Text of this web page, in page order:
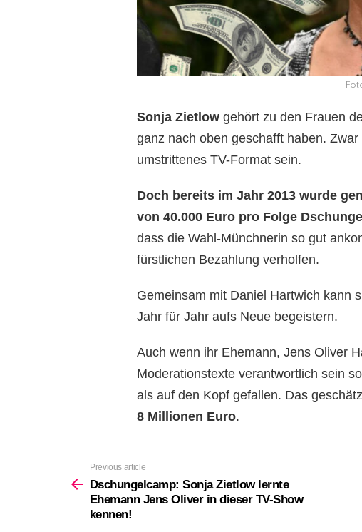
Sonja Zietlow gehört zu den Frauen
ganz nach oben geschafft haben.
umstrittenes TV-Format sein.
Doch bereits im Jahr 2013 wurde
von 40.000 Euro pro Folge
dass die Wahl-Münchnerin so gut
fürstlichen Bezahlung verholfen.
Gemeinsam mit Daniel Hartwich kann
Jahr für Jahr aufs Neue begeistern.
Auch wenn ihr Ehemann, Jens Oliver
Moderationstexte verantwortlich sein
als auf den Kopf gefallen. Das
8 Millionen Euro.
more
Previous article
Dschungelcamp: Sonja Zietlow lernte
Ehemann Jens Oliver in dieser TV-Show
kennen!